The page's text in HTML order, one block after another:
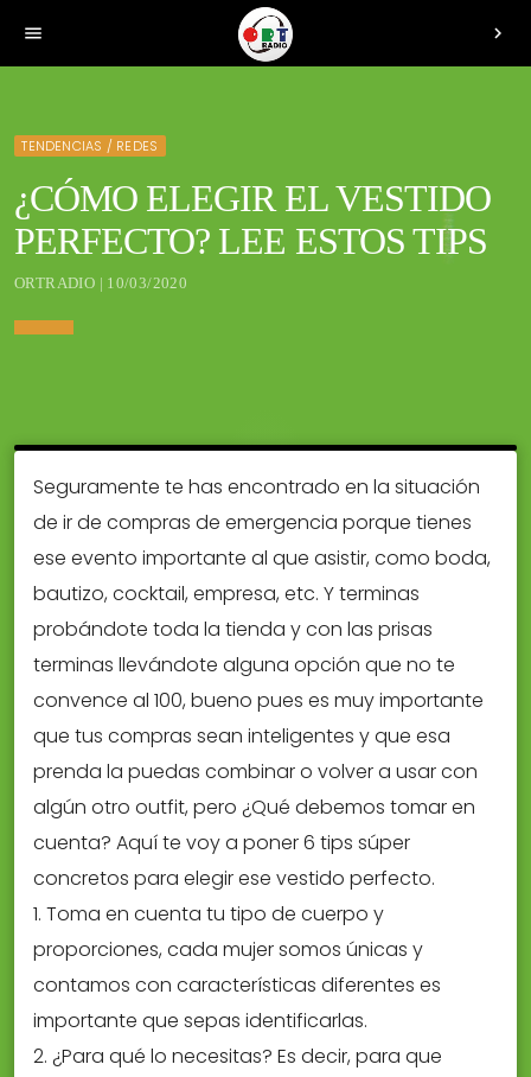
menu chevron_right
TENDENCIAS / REDES
¿CÓMO ELEGIR EL VESTIDO
PERFECTO? LEE ESTOS TIPS
ORTRADIO | 10/03/2020
Seguramente te has encontrado en la situación
de ir de compras de emergencia porque tienes
ese evento importante al que asistir, como boda,
bautizo, cocktail, empresa, etc. Y terminas
probándote toda la tienda y con las prisas
terminas llevándote alguna opción que no te
convence al 100, bueno pues es muy importante
que tus compras sean inteligentes y que esa
prenda la puedas combinar o volver a usar con
algún otro outfit, pero ¿Qué debemos tomar en
cuenta? Aquí te voy a poner 6 tips súper
concretos para elegir ese vestido perfecto.
1. Toma en cuenta tu tipo de cuerpo y
proporciones, cada mujer somos únicas y
contamos con características diferentes es
importante que sepas identificarlas.
2. ¿Para qué lo necesitas? Es decir, para que